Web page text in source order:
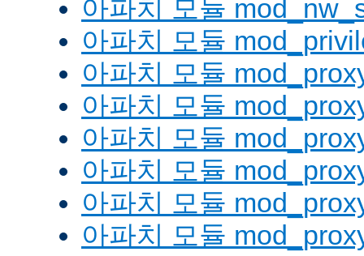
아파치 모듈
아파치 모듈
아파치 모듈
아파치 모듈
아파치 모듈
아파치 모듈
아파치 모듈
아파치 모듈